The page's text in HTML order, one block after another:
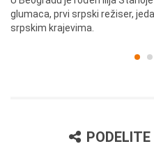
glumaca, prvi srpski režiser,
srpskim krajevima.